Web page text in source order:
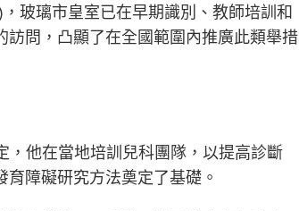
，玻璃市皇室已在早期識別、教師培訓和
問，凸顯了在全國範圍內推廣此類舉措
，他在當地培訓兒科團隊，以提高診斷
障礙研究方法奠定了基礎。